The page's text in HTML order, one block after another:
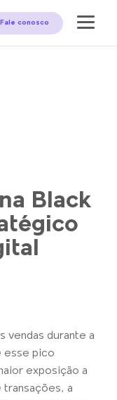
Fale conosco
Black
vendas durante a
esse pico
exposição a
a